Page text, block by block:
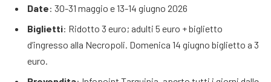
Date: 30-31 maggio e 13-14 giugno 2026
Biglietti: Ridotto 3 euro; adulti 5 euro + biglietto
d’ingresso alla Necropoli. Domenica 14 giugno biglietto a 3
euro.